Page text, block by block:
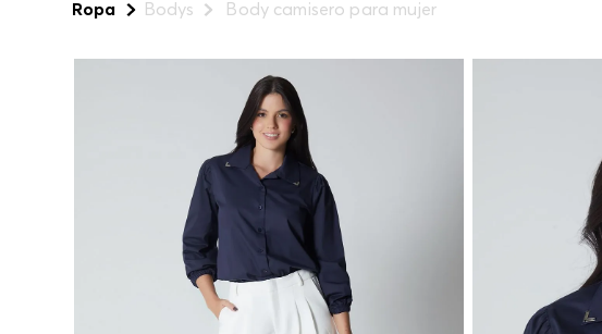
Ropa Bodys Body camisero para mujer